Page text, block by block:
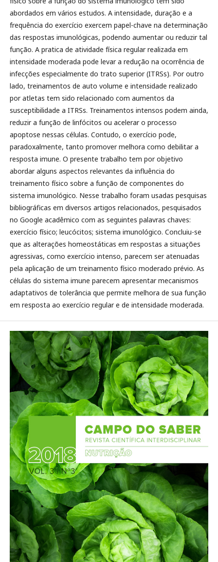
abordados em vários estudos. A intensidade, duração e a
frequência do exercício exercem papel-chave na determinação
das respostas imunológicas, podendo aumentar ou reduzir tal
função. A pratica de atividade física regular realizada em
intensidade moderada pode levar a redução na ocorrência de
infecções especialmente do trato superior (ITRSs). Por outro
lado, treinamentos de auto volume e intensidade realizado
por atletas tem sido relacionado com aumentos da
susceptibilidade a ITRSs. Treinamentos intensos podem ainda,
reduzir a função de linfócitos ou acelerar o processo
apoptose nessas células. Contudo, o exercício pode,
paradoxalmente, tanto promover melhora como debilitar a
resposta imune. O presente trabalho tem por objetivo
abordar alguns aspectos relevantes da influência do
treinamento físico sobre a função de componentes do
sistema imunológico. Nesse trabalho foram usadas pesquisas
bibliográficas em diversos artigos relacionados, pesquisados
no Google acadêmico com as seguintes palavras chaves:
exercício físico; leucócitos; sistema imunológico. Concluiu-se
que as alterações homeostáticas em respostas a situações
agressivas, como exercício intenso, parecem ser atenuadas
pela aplicação de um treinamento físico moderado prévio. As
células do sistema imune parecem apresentar mecanismos
adaptativos de tolerância que permite melhora de sua função
em resposta ao exercício regular e de intensidade moderada.